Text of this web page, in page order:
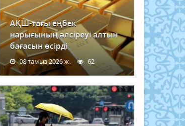
АҚШ-тағы еңбек
нарығының әлсіреуі алтын
бағасын өсірді
08 тамыз 2026 ж. 62